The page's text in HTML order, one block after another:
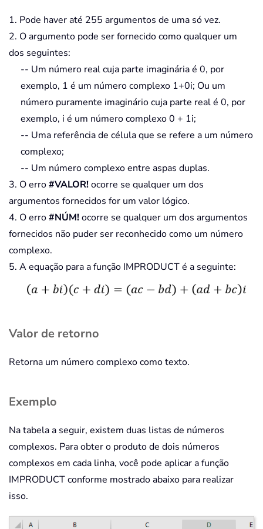
1. Pode haver até 255 argumentos de uma só vez.
2. O argumento pode ser fornecido como qualquer um
dos seguintes:
-- Um número real cuja parte imaginária é 0, por
exemplo, 1 é um número complexo 1+0i; Ou um
número puramente imaginário cuja parte real é 0, por
exemplo, i é um número complexo 0 + 1i;
-- Uma referência de célula que se refere a um número
complexo;
-- Um número complexo entre aspas duplas.
3. O erro#VALOR!ocorre se qualquer um dos
argumentos fornecidos for um valor lógico.
4. O erro#NÚM!ocorre se qualquer um dos argumentos
fornecidos não puder ser reconhecido como um número
complexo.
5. A equação para a função IMPRODUCT é a seguinte:
Valor de retorno
Retorna um número complexo como texto.
Exemplo
Na tabela a seguir, existem duas listas de números
complexos. Para obter o produto de dois números
complexos em cada linha, você pode aplicar a função
IMPRODUCT conforme mostrado abaixo para realizar
isso.